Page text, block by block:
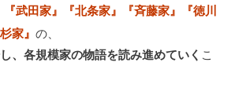
『武田家』『北条家』『斉藤家』『徳川
家』 の、
、各規模家の物語を読み進めていく こ